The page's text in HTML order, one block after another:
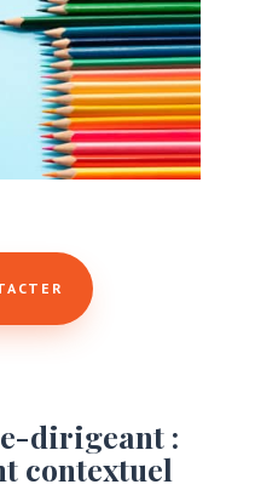
dirigeant :
contextuel